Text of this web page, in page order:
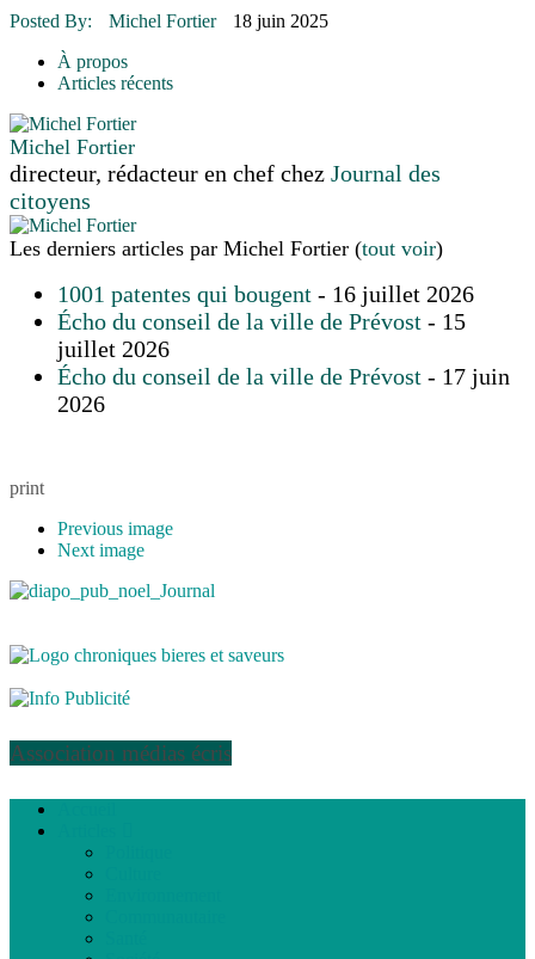
16 juillet 2026 | CULTURE
16 juillet 2026
16 juillet 2026
16 juillet 2026 |
Posted By: Michel Fortier
18 juin 2025
À propos
Articles récents
Michel Fortier
directeur, rédacteur en chef chez Journal des
citoyens
Les derniers articles par Michel Fortier (tout voir)
1001 patentes qui bougent - 16 juillet 2026
Écho du conseil de la ville de Prévost - 15
juillet 2026
Écho du conseil de la ville de Prévost - 17 juin
2026
print
Previous image
Next image
Association médias écris